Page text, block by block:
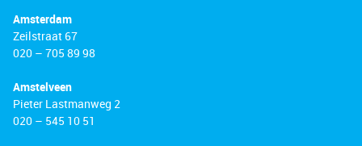
Amsterdam
Zeilstraat 67
020 – 705 89 98
Amstelveen
Pieter Lastmanweg 2
020 – 545 10 51